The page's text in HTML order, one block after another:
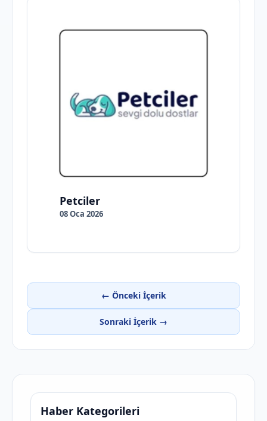
Petciler
08 Oca 2026
← Önceki İçerik
Sonraki İçerik →
Haber Kategorileri